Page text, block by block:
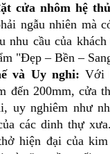
cửa nhôm hệ
ngẫu nhiên mà
nhu cầu của
"Đẹp – Bền –
và Uy nghi: Với
đến 200mm, cửa
uy nghiêm như
các dinh thự
hiện đại của